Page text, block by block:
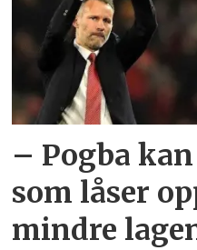
– Pogba
som låser
mindre